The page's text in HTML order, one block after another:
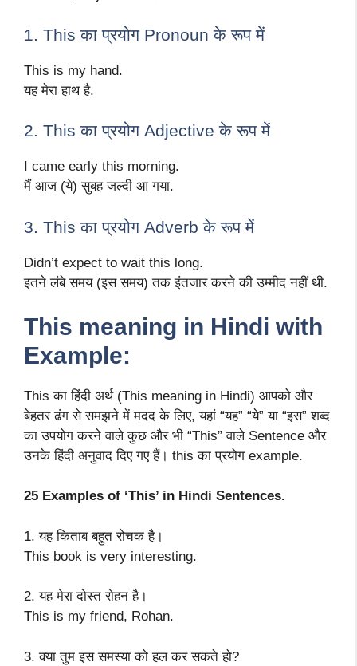
1. This का प्रयोग Pronoun के रूप में
This is my hand.
यह मेरा हाथ है.
2. This का प्रयोग Adjective के रूप में
I came early this morning.
मैं आज (ये) सुबह जल्दी आ गया.
3. This का प्रयोग Adverb के रूप में
Didn’t expect to wait this long.
इतने लंबे समय (इस समय) तक इंतजार करने की उम्मीद नहीं थी.
This meaning in Hindi with
Example:
This का हिंदी अर्थ (This meaning in Hindi) आपको और
बेहतर ढंग से समझने में मदद के लिए, यहां “यह” “ये” या “इस” शब्द
का उपयोग करने वाले कुछ और भी “This” वाले Sentence और
उनके हिंदी अनुवाद दिए गए हैं। this का प्रयोग example.
25 Examples of ‘This’ in Hindi Sentences.
1. यह किताब बहुत रोचक है।
This book is very interesting.
2. यह मेरा दोस्त रोहन है।
This is my friend, Rohan.
3. क्या तुम इस समस्या को हल कर सकते हो?